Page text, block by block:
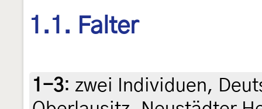
1.1. Falter
1-3: zwei Individuen,